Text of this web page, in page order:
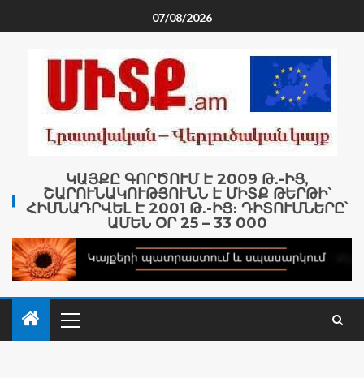
07/08/2026
ԿԱՅՔԸ ԳՈՐԾՈՒՄ Է 2009 Թ․-ԻՑ,
ՇԱՐՈՒՆԱԿՈՒԹՅՈՒՆՆ Է ՄԻՏՔ ԹԵՐԹԻ՝
ՀԻՄՆԱԴՐՎԵԼ Է 2001 Թ․-ԻՑ։ ԴԻՏՈՒՄՆԵՐԸ՝
ԱՄԵՆ ՕՐ 25 – 33 000